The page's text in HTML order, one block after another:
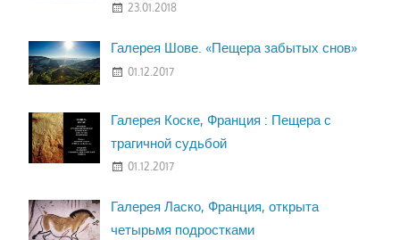
23.01.2018
Галерея Шове. «Пещера забытых снов»
01.12.2017
Галерея Коске, Франция : Пещера с
трагичной судьбой
01.12.2017
Галерея Ласко, Франция, открыта
четырьмя подростками